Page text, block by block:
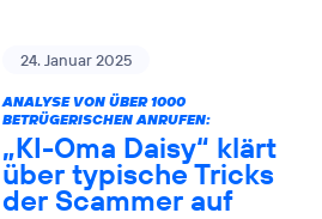
24. Januar 2025
ANALYSE VON ÜBER 1000
BETRÜGERISCHEN ANRUFEN:
„KI-Oma Daisy“ klärt
über typische Tricks
der Scammer auf